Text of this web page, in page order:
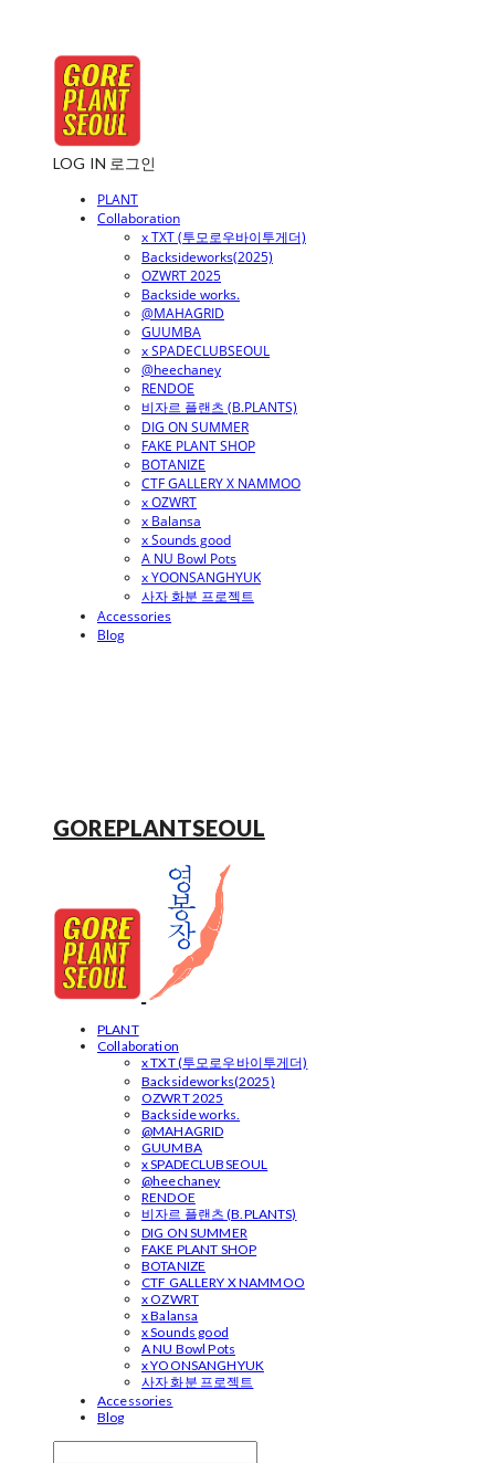
LOG IN 로그인
PLANT
Collaboration
x TXT (투모로우바이투게더)
Backsideworks(2025)
OZWRT 2025
Backside works.
@MAHAGRID
GUUMBA
x SPADECLUBSEOUL
@heechaney
RENDOE
비자르 플랜츠 (B.PLANTS)
DIG ON SUMMER
FAKE PLANT SHOP
BOTANIZE
CTF GALLERY X NAMMOO
x OZWRT
x Balansa
x Sounds good
A NU Bowl Pots
x YOONSANGHYUK
사자 화분 프로젝트
Accessories
Blog
GOREPLANTSEOUL
PLANT
Collaboration
x TXT (투모로우바이투게더)
Backsideworks(2025)
OZWRT 2025
Backside works.
@MAHAGRID
GUUMBA
x SPADECLUBSEOUL
@heechaney
RENDOE
비자르 플랜츠 (B.PLANTS)
DIG ON SUMMER
FAKE PLANT SHOP
BOTANIZE
CTF GALLERY X NAMMOO
x OZWRT
x Balansa
x Sounds good
A NU Bowl Pots
x YOONSANGHYUK
사자 화분 프로젝트
Accessories
Blog